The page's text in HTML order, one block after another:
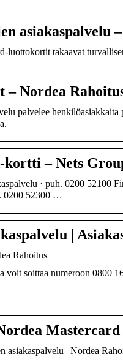
asiakaspalvelu
luottokortit takaavat
– Nordea
palvelee henkilöasiakkaita
kortti – Nets
· puh. 0200 52100
0200 52300 …
|
Rahoitus
voit soittaa numeroon 0800
asiakaspalvelu | Nordea